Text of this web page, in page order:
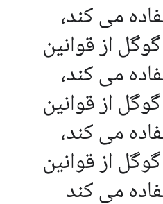
می کند،
از قوانین
می کند،
از قوانین
می کند،
از قوانین
می کند